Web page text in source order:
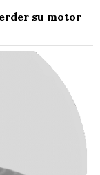
su motor